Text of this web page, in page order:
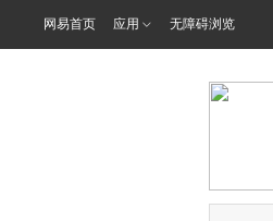
网易首页 应用 无障碍浏览